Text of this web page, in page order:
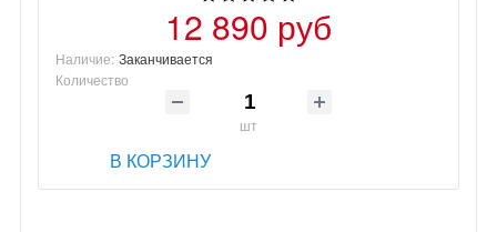
12 890 руб
Наличие: Заканчивается
Количество
шт
В КОРЗИНУ